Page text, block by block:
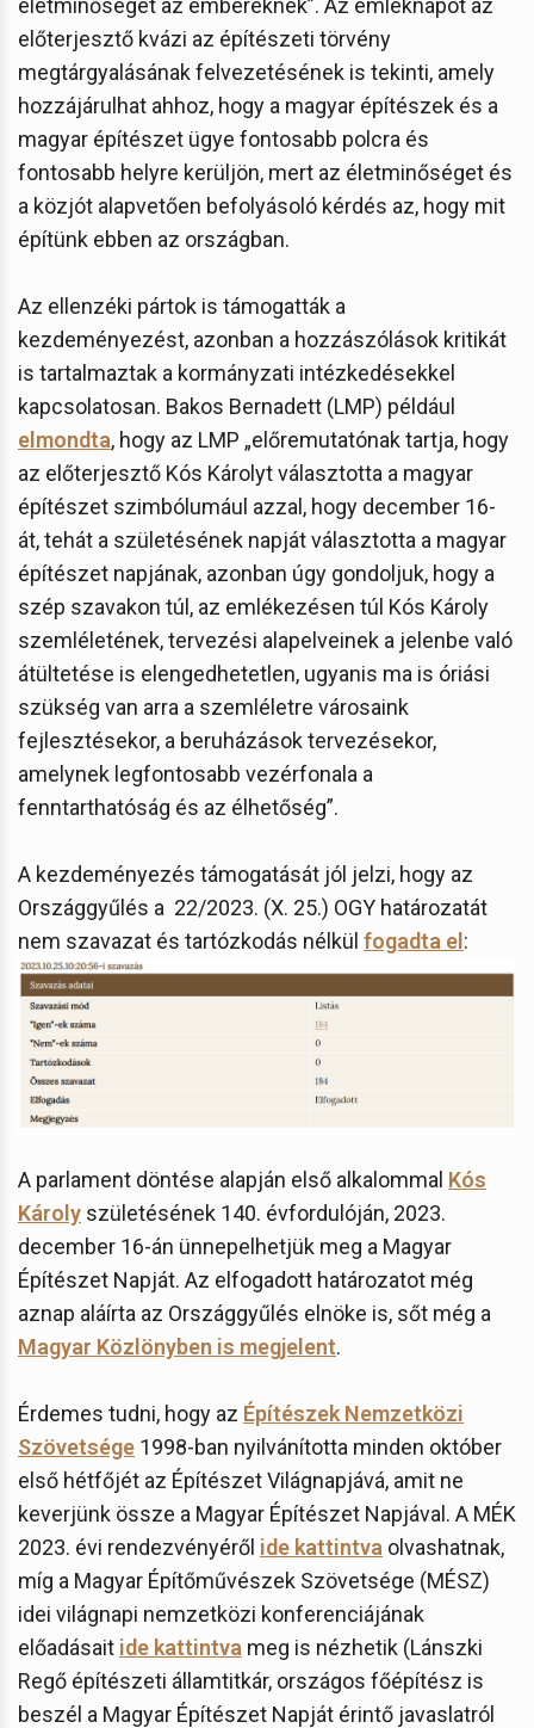
előterjesztő kvázi az építészeti törvény
megtárgyalásának felvezetésének is tekinti, amely
hozzájárulhat ahhoz, hogy a magyar építészek és a
magyar építészet ügye fontosabb polcra és
fontosabb helyre kerüljön, mert az életminőséget és
a közjót alapvetően befolyásoló kérdés az, hogy mit
építünk ebben az országban.
Az ellenzéki pártok is támogatták a
kezdeményezést, azonban a hozzászólások kritikát
is tartalmaztak a kormányzati intézkedésekkel
kapcsolatosan. Bakos Bernadett (LMP) például
elmondta, hogy az LMP „előremutatónak tartja, hogy
az előterjesztő Kós Károlyt választotta a magyar
építészet szimbólumául azzal, hogy december 16-
át, tehát a születésének napját választotta a magyar
építészet napjának, azonban úgy gondoljuk, hogy a
szép szavakon túl, az emlékezésen túl Kós Károly
szemléletének, tervezési alapelveinek a jelenbe való
átültetése is elengedhetetlen, ugyanis ma is óriási
szükség van arra a szemléletre városaink
fejlesztésekor, a beruházások tervezésekor,
amelynek legfontosabb vezérfonala a
fenntarthatóság és az élhetőség”.
A kezdeményezés támogatását jól jelzi, hogy az
Országgyűlés a 22/2023. (X. 25.) OGY határozatát
nem szavazat és tartózkodás nélkül fogadta el:
A parlament döntése alapján első alkalommal Kós
Károly születésének 140. évfordulóján, 2023.
december 16-án ünnepelhetjük meg a Magyar
Építészet Napját. Az elfogadott határozatot még
aznap aláírta az Országgyűlés elnöke is, sőt még a
Magyar Közlönyben is megjelent.
Érdemes tudni, hogy az Építészek Nemzetközi
Szövetsége 1998-ban nyilvánította minden október
első hétfőjét az Építészet Világnapjává, amit ne
keverjünk össze a Magyar Építészet Napjával. A MÉK
2023. évi rendezvényéről ide kattintva olvashatnak,
míg a Magyar Építőművészek Szövetsége (MÉSZ)
idei világnapi nemzetközi konferenciájának
előadásait ide kattintva meg is nézhetik (Lánszki
Regő építészeti államtitkár, országos főépítész is
beszél a Magyar Építészet Napját érintő javaslatról